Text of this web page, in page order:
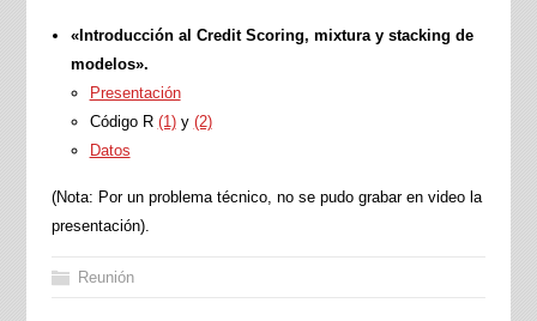
«Introducción al Credit Scoring, mixtura y stacking de
modelos».
Presentación
Código R (1)y (2)
Datos
(Nota: Por un problema técnico, no se pudo grabar en video la
presentación).
Reunión